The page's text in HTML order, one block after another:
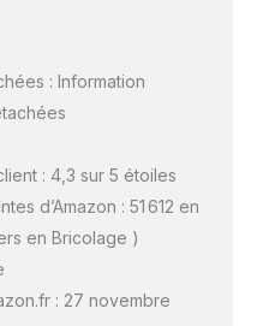
: Information
: 4,3 sur 5 étoiles
d’Amazon : 51 612 en
en Bricolage )
: 27 novembre